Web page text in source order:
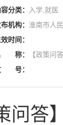
分类：
入学,就医
机构： 淮南市人
时间：
称： 【政策问
号：
问